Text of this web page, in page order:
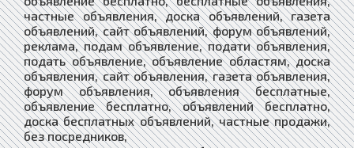
частные объявления, доска объявлений, газета
объявлений, сайт объявлений, форум объявлений,
реклама, подам объявление, подати объявления,
подать объявление, объявление областям, доска
объявления, сайт объявления, газета объявления,
форум объявления, объявления бесплатные,
объявление бесплатно, объявлений бесплатно,
доска бесплатных объявлений, частные продажи,
без посредников,